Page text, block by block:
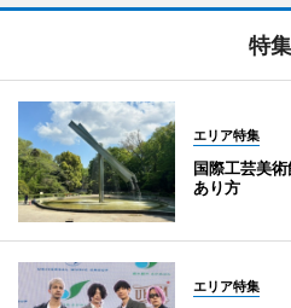
特集
エリア特集
国際工芸美
あり方
エリア特集